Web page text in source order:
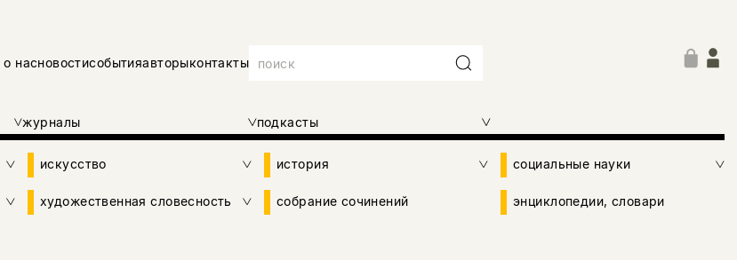
о насновостисобытияавторыконтакты
журналы подкасты
искусство история социальные науки
художественная словесность собрание сочинений энциклопедии, словари